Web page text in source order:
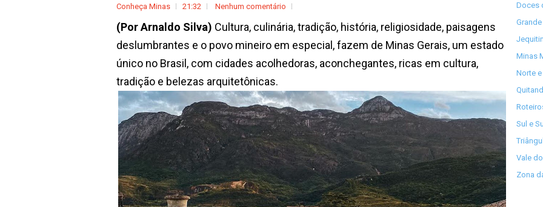
Conheça Minas 21:32 Nenhum comentário
(Por Arnaldo Silva) Cultura, culinária, tradição, história, religiosidade, paisagens
deslumbrantes e o povo mineiro em especial, fazem de Minas Gerais, um estado
único no Brasil, com cidades acolhedoras, aconchegantes, ricas em cultura,
tradição e belezas arquitetônicas.
Doces
Minas
Norte
Sul e
Vale
Zona